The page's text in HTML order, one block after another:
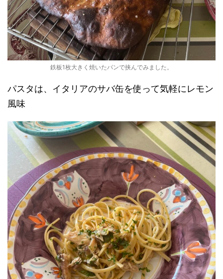
鉄板1枚大きく焼いたパンで挟んでみました。
パスタは、イタリアのサバ缶を使って気軽にレモン
風味